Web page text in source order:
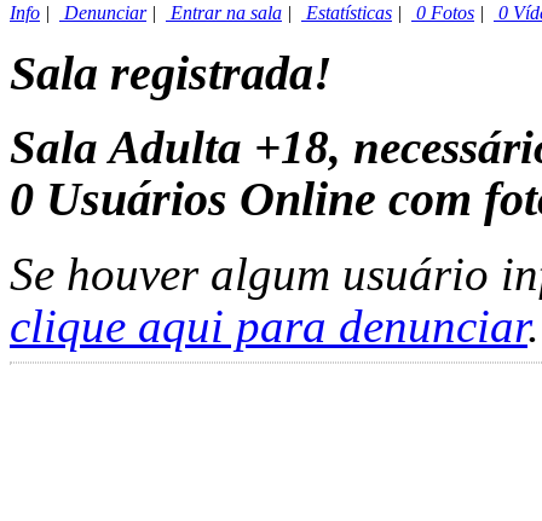
Info | Denunciar| Entrar na sala | Estatísticas | 0 Fotos | 0
Sala registrada!
Sala Adulta +18,
0 Usuários Online com
Se houver algum usuário
clique aqui para denunciar.